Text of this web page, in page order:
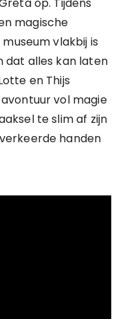
magische
vlakbij is
dat alles kan laten
en Thijs
vol magie
te slim af zijn
handen